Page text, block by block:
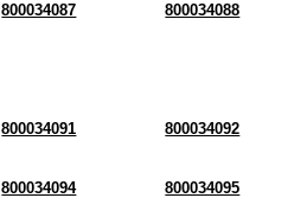
800034087 800034088
800034091 800034092
800034094 800034095